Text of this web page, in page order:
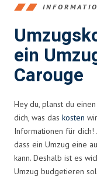
ein
Carouge
Hey du, planst du
dich, was das kosten
Informationen für dich!
dass ein Umzug eine
kann. Deshalb ist es
Umzug budgetieren